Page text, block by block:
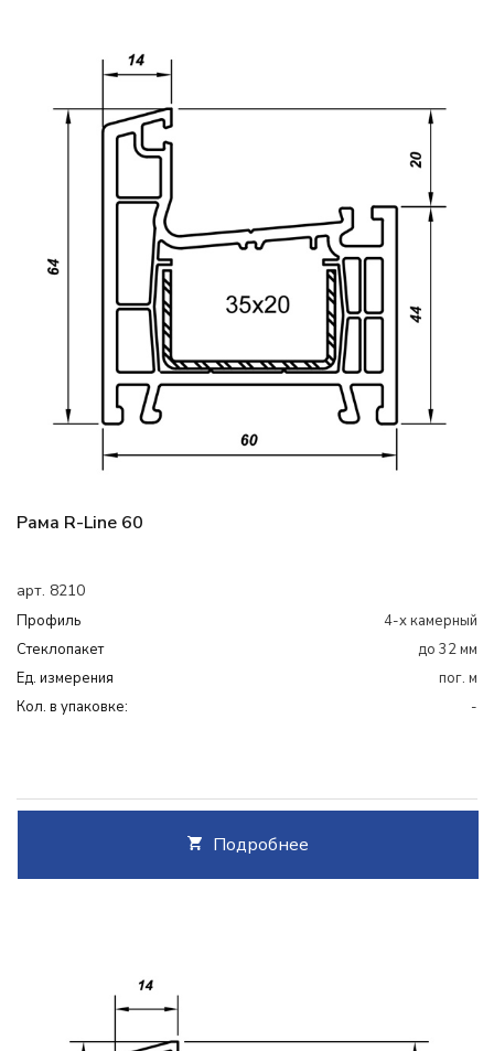
Рама R-Line 60
арт. 8210
Профиль
4-х камерный
Cтеклопакет
до 32 мм
Ед. измерения
пог. м
Кол. в упаковке:
-
Подробнее